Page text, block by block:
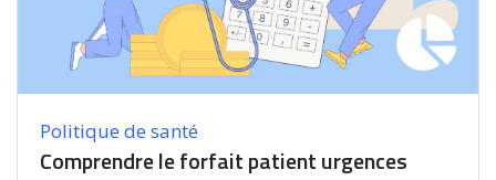
Politique de santé
Comprendre le forfait patient urgences